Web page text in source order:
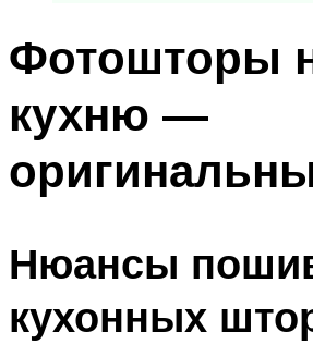
Фотошторы
кухню —
Нюансы
кухонных